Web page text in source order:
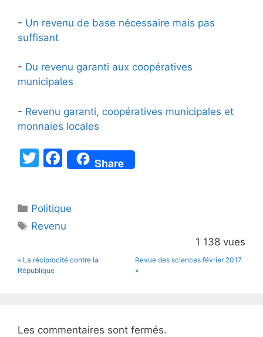
- Un revenu de base nécessaire mais pas
suffisant
- Du revenu garanti aux coopératives
municipales
- Revenu garanti, coopératives municipales et
monnaies locales
T
er
F
a
e
b
o
Share
Catégories
Politique
Étiquettes
Revenu
1 138 vues
« La réciprocité contre la
République
Revue des sciences février 2017
»
Les commentaires sont fermés.